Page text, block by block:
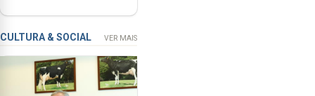
a
apanha
ilegal
lapas
instrumentos
CULTURA & SOCIAL VER MAIS